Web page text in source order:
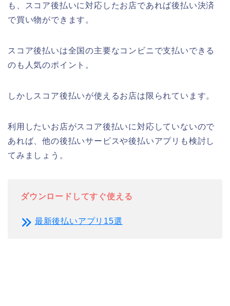
も、スコア後払いに対応したお店であれば後払い決済
で買い物ができます。
スコア後払いは全国の主要なコンビニで支払いできる
のも人気のポイント。
しかしスコア後払いが使えるお店は限られています。
利用したいお店がスコア後払いに対応していないので
あれば、他の後払いサービスや後払いアプリも検討し
てみましょう。
ダウンロードしてすぐ使える
最新後払いアプリ15選